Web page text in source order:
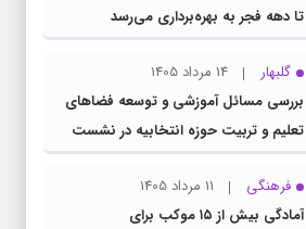
تا دهه فجر به بهره‌برداری می‌رسد
گلبهار
14 مرداد 1405
بررسی مسائل آموزشی و توسعه فضاهای
تعلیم و تربیت حوزه انتخابیه در نشست
مشترک عضو کمیسیون آموزش مجلس با
مدیرکل آموزش و پرورش خراسان رضوی
فرهنگی
11 مرداد 1405
آمادگی بیش از ۱۵ موکب برای